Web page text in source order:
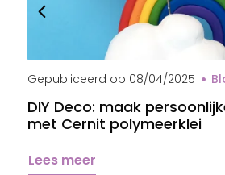
Gepubliceerd op 08/04/2025
DIY Deco: maak
met Cernit polymeerklei
Lees meer